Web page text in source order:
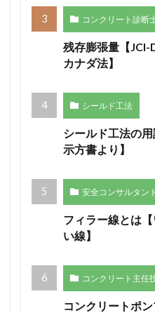
コンクリート診断
残存膨張量【JCI-
カナダ法】
シールド工法
シールド工法の
示方書より】
安全コンサルタント
フィラー線とは
い線】
コンクリート主任
コンクリートポ